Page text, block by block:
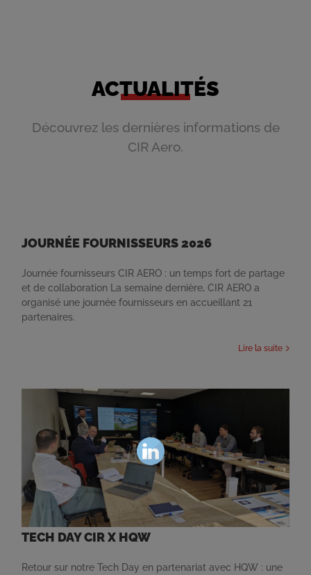
ACTUALITÉS
Découvrez les dernières informations de
CIR Aero.
JOURNÉE FOURNISSEURS 2026
Journée fournisseurs CIR AERO : un temps fort de partage
et de collaboration La semaine dernière, CIR AERO a
organisé une journée fournisseurs en accueillant 21
partenaires.
Lire la suite
TECH DAY CIR X HQW
Retour sur notre Tech Day en partenariat avec HQW : une